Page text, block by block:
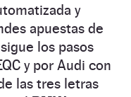
y
apuestas de
los pasos
y por Audi con
las tres letras